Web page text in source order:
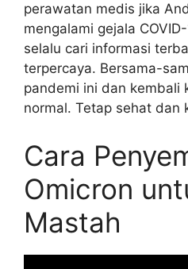
perawatan medis jika
mengalami gejala
selalu cari informasi
terpercaya. Bersama-
pandemi ini dan kembali
normal. Tetap sehat dan
Cara
Omicron
Mastah